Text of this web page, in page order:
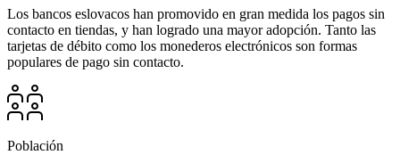
Los bancos eslovacos han promovido en gran medida los pagos sin
contacto en tiendas, y han logrado una mayor adopción. Tanto las
tarjetas de débito como los monederos electrónicos son formas
populares de pago sin contacto.
Población